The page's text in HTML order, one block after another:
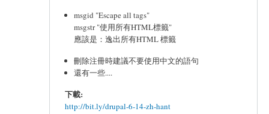
msgid "Escape all tags"
msgstr "使用所有HTML標籤"
應該是：逸出所有HTML 標籤
刪除注冊時建議不要使用中文的語句
還有一些....
下載:
http://bit.ly/drupal-6-14-zh-hant